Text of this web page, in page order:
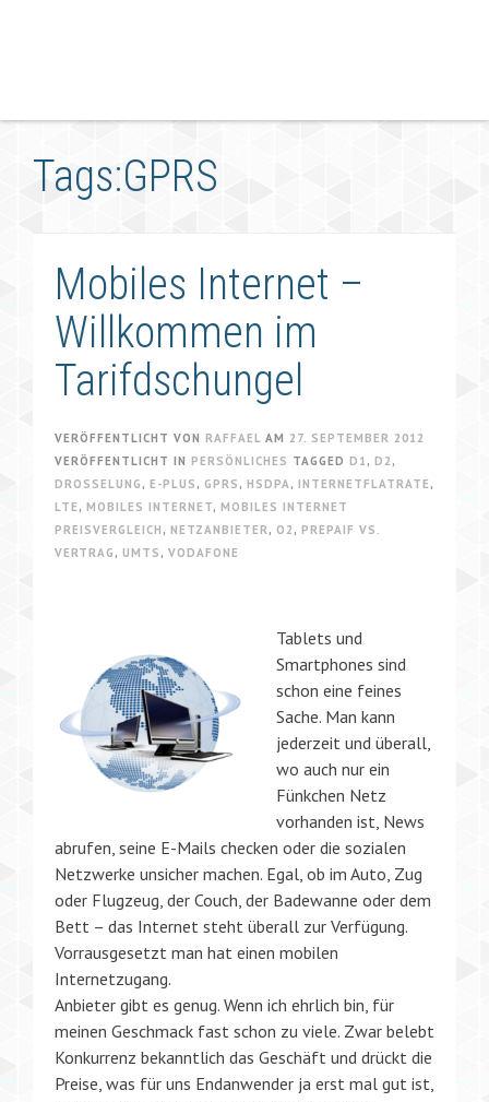
Tags:GPRS
Mobiles Internet –
Willkommen im
Tarifdschungel
VERÖFFENTLICHT VON RAFFAEL AM 27. SEPTEMBER 2012
VERÖFFENTLICHT IN PERSÖNLICHES TAGGED D1 , D2 ,
DROSSELUNG , E-PLUS , GPRS , HSDPA, INTERNETFLATRATE ,
LTE , MOBILES INTERNET, MOBILES INTERNET
PREISVERGLEICH , NETZANBIETER, O2 , PREPAIF VS.
VERTRAG , UMTS , VODAFONE
Tablets und
Smartphones sind
schon eine feines
Sache. Man kann
jederzeit und überall,
wo auch nur ein
Fünkchen Netz
vorhanden ist, News
abrufen, seine E-Mails checken oder die sozialen
Netzwerke unsicher machen. Egal, ob im Auto, Zug
oder Flugzeug, der Couch, der Badewanne oder dem
Bett – das Internet steht überall zur Verfügung.
Vorrausgesetzt man hat einen mobilen
Internetzugang.
Anbieter gibt es genug. Wenn ich ehrlich bin, für
meinen Geschmack fast schon zu viele. Zwar belebt
Konkurrenz bekanntlich das Geschäft und drückt die
Preise, was für uns Endanwender ja erst mal gut ist,